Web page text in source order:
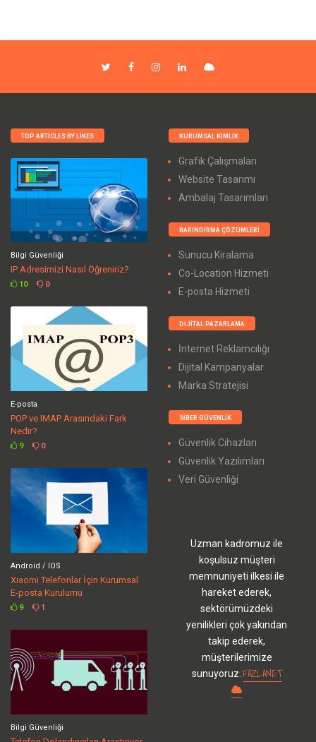
TOP ARTICLES BY LIKES
Bilgi Güvenliği
IP Adresimizi Nasıl Öğreniriz?
10 0
E-posta
POP ve IMAP Arasındaki Fark
Nedir?
9 0
Android / IOS
Xiaomi Telefonlar İçin Kurumsal
E-posta Kurulumu
9 1
Bilgi Güvenliği
KURUMSAL KIMLIK
Grafik Çalışmaları
Website Tasarımı
Ambalaj Tasarımları
BARINDIRMA ÇÖZÜMLERI
Sunucu Kiralama
Co-Location Hizmeti
E-posta Hizmeti
DIJITAL PAZARLAMA
İnternet Reklamcılığı
Dijital Kampanyalar
Marka Stratejisi
SIBER GÜVENLIK
Güvenlik Cihazları
Güvenlik Yazılımları
Veri Güvenliği
Uzman kadromuz ile
koşulsuz müşteri
memnuniyeti ilkesi ile
hareket ederek,
sektörümüzdeki
yenilikleri çok yakından
takip ederek,
müşterilerimize
sunuyoruz. FAZLANET